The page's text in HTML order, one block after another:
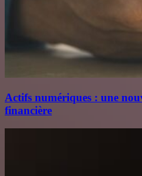
Actifs numériques : une
financière